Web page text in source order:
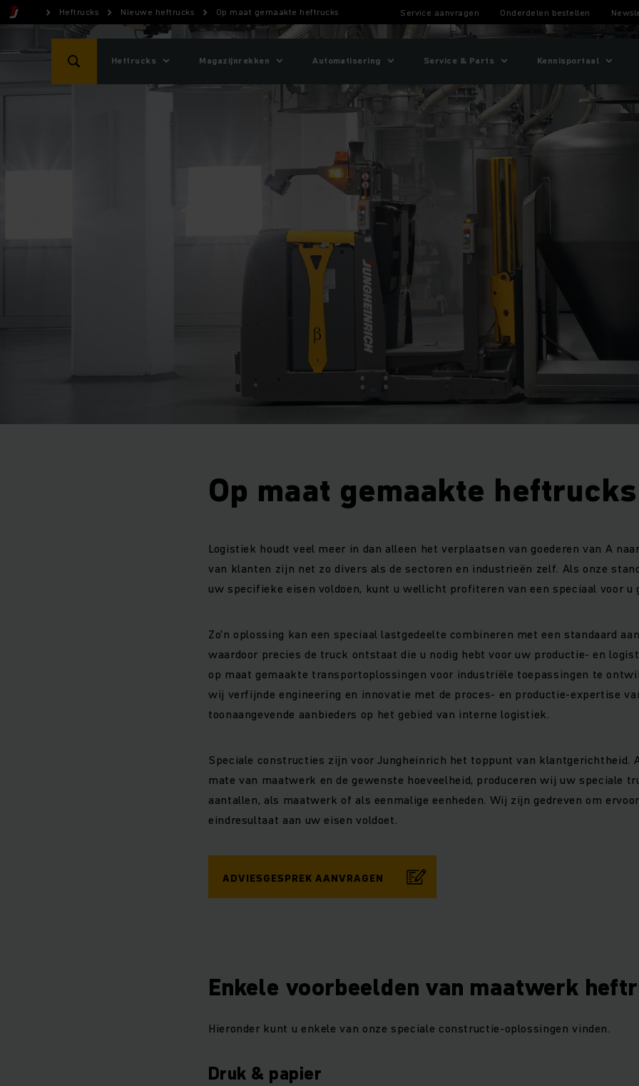
Heftrucks Nieuwe heftrucks Op maat gemaakte heftrucks Service aanvragen Onderdelen bestellen
Heftrucks Magazijnrekken Automatisering Service & Parts Kennisportaal
Op maat gemaakte heftrucks
Logistiek houdt veel meer in dan alleen het verplaatsen van goederen van A
van klanten zijn net zo divers als de sectoren en industrieën zelf. Als onze
uw specifieke eisen voldoen, kunt u wellicht profiteren van een speciaal voor u
Zo'n oplossing kan een speciaal lastgedeelte combineren met een standaard
waardoor precies de truck ontstaat die u nodig hebt voor uw productie- en
op maat gemaakte transportoplossingen voor industriële toepassingen te
wij verfijnde engineering en innovatie met de proces- en productie-expertise
toonaangevende aanbieders op het gebied van interne logistiek.
Speciale constructies zijn voor Jungheinrich het toppunt van klantgerichtheid.
mate van maatwerk en de gewenste hoeveelheid, produceren wij uw speciale
aantallen, als maatwerk of als eenmalige eenheden. Wij zijn gedreven om
eindresultaat aan uw eisen voldoet.
ADVIESGESPREK AANVRAGEN
Enkele voorbeelden van maatwerk
Hieronder kunt u enkele van onze speciale constructie-oplossingen vinden.
Druk & papier